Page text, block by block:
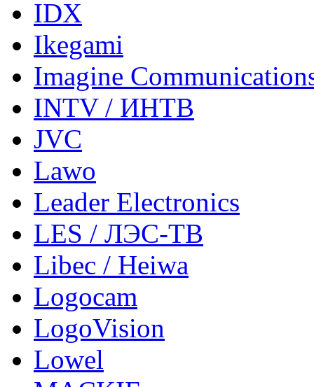
IDX
Ikegami
Imagine
INTV / ИНТВ
JVC
Lawo
Leader Electronics
LES / ЛЭС-ТВ
Libec / Heiwa
Logocam
LogoVision
Lowel